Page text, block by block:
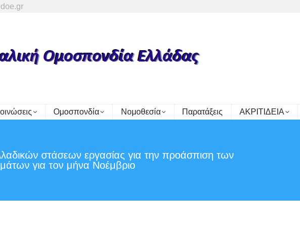
Ομοσπονδία Νομοθεσία Παρατάξεις ΑΚΡΙΤΙΔΕΙΑ
στάσεων εργασίας για την προάσπιση των
για τον μήνα Νοέμβριο